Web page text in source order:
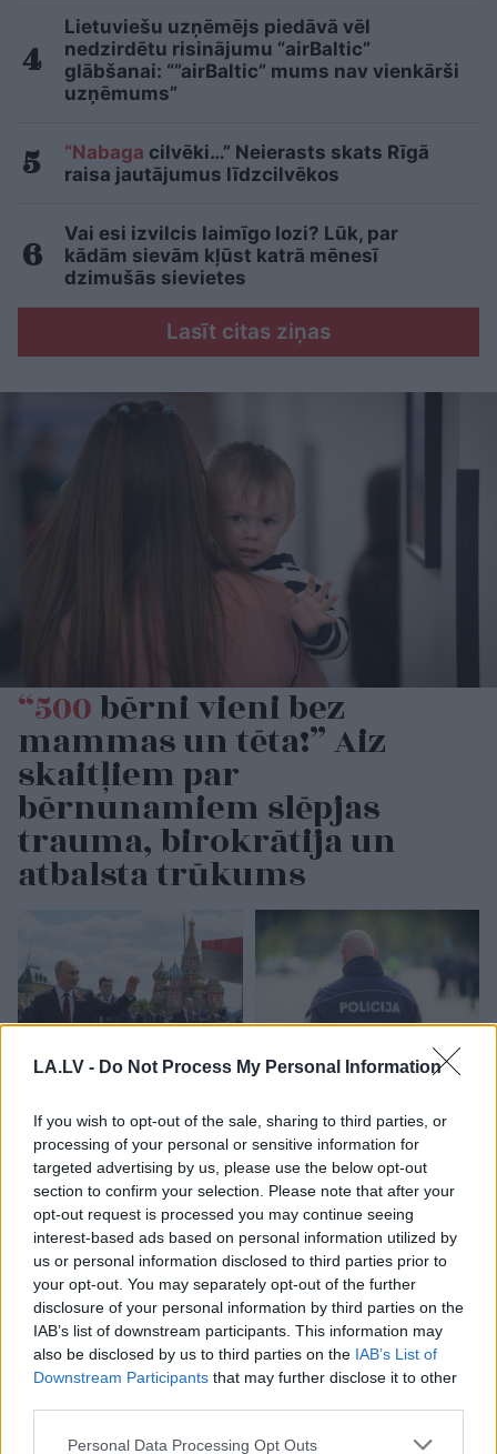
LA.LV - Do Not Process My Personal Information
If you wish to opt-out of the sale, sharing to third parties, or
processing of your personal or sensitive information for
targeted advertising by us, please use the below opt-out
section to confirm your selection. Please note that after your
opt-out request is processed you may continue seeing
interest-based ads based on personal information utilized by
us or personal information disclosed to third parties prior to
your opt-out. You may separately opt-out of the further
disclosure of your personal information by third parties on the
IAB’s list of downstream participants. This information may
also be disclosed by us to third parties on the IAB’s List of
Downstream Participants that may further disclose it to other
Please note that this website/app uses one or more Google
Personal Data Processing Opt Outs
Lietuviešu uzņēmējs piedāvā vēl
nedzirdētu risinājumu “airBaltic”
glābšanai: “”airBaltic” mums nav vienkārši
uzņēmums”
“Nabaga cilvēki…” Neierasts skats Rīgā
raisa jautājumus līdzcilvēkos
Vai esi izvilcis laimīgo lozi? Lūk, par
kādām sievām kļūst katrā mēnesī
dzimušās sievietes
Lasīt citas ziņas
“500bērni vieni bez
mammas un tēta!” Aiz
skaitļiem par
bērnunamiem slēpjas
trauma, birokrātija un
atbalsta trūkums
mums ciemos!” Putina
vizītes laikā Sibīrijā
noticis īsts “brīnums”
lietā jauns pavērsiens:
apcietinātā policista
aizstāvis vērsies tiesā